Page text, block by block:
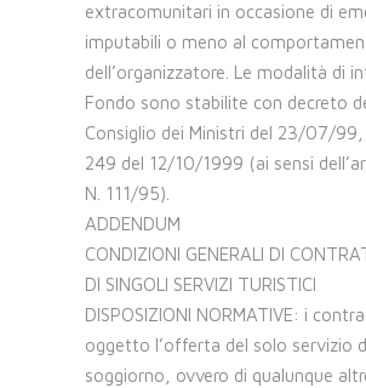
extracomunitari in occasione di
imputabili o meno al
dell’organizzatore. Le modalità di
Fondo sono stabilite con decreto
Consiglio dei Ministri del 23/07/99,
249 del 12/10/1999 (ai sensi
N. 111/95).
ADDENDUM
CONDIZIONI GENERALI DI
DI SINGOLI SERVIZI TURISTICI
DISPOSIZIONI NORMATIVE: i
oggetto l’offerta del solo servizio
soggiorno, ovvero di qualunque